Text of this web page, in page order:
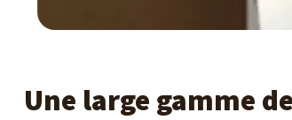
Une large gamme